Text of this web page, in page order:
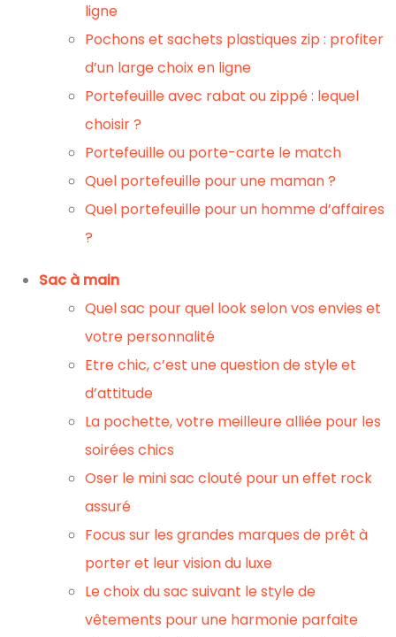
ligne
Pochons et sachets plastiques zip : profiter
d’un large choix en ligne
Portefeuille avec rabat ou zippé : lequel
choisir ?
Portefeuille ou porte-carte le match
Quel portefeuille pour une maman ?
Quel portefeuille pour un homme d’affaires
?
Sac à main
Quel sac pour quel look selon vos envies et
votre personnalité
Etre chic, c’est une question de style et
d’attitude
La pochette, votre meilleure alliée pour les
soirées chics
Oser le mini sac clouté pour un effet rock
assuré
Focus sur les grandes marques de prêt à
porter et leur vision du luxe
Le choix du sac suivant le style de
vêtements pour une harmonie parfaite